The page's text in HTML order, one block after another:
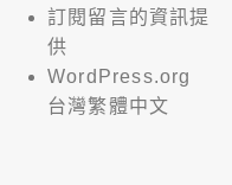
訂閱留言的資訊提
供
WordPress.org
台灣繁體中文